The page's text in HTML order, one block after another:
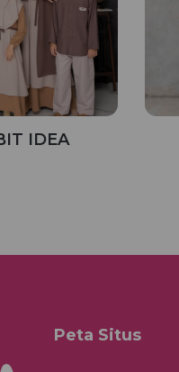
IDEA
Peta Situs